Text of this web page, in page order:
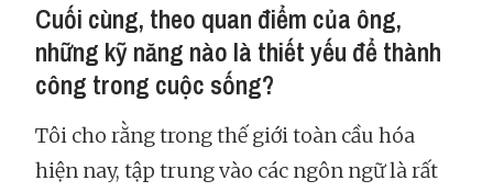
Cuối cùng, theo quan điểm của ông,
những kỹ năng nào là thiết yếu để thành
công trong cuộc sống?
Tôi cho rằng trong thế giới toàn cầu hóa
hiện nay, tập trung vào các ngôn ngữ là rất